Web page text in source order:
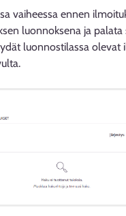
vaiheessa ennen
luonnoksena ja palata
luonnostilassa olevat